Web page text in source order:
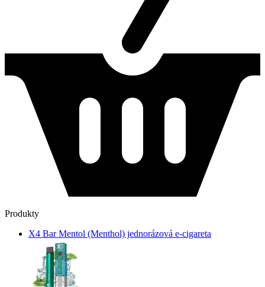
Produkty
X4 Bar Mentol (Menthol) jednorázová e-cigareta